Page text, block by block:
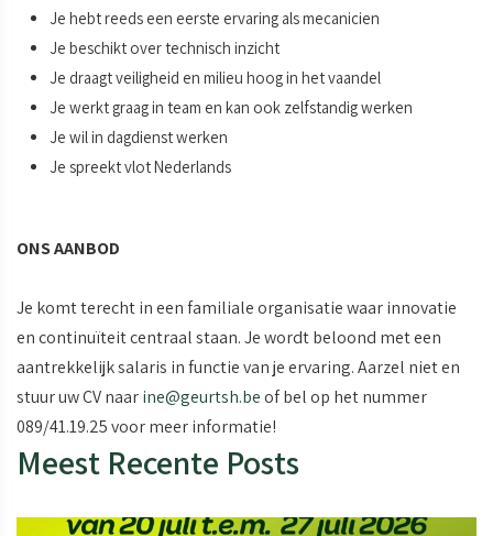
Je hebt reeds een eerste ervaring als mecanicien
Je beschikt over technisch inzicht
Je draagt veiligheid en milieu hoog in het vaandel
Je werkt graag in team en kan ook zelfstandig werken
Je wil in dagdienst werken
Je spreekt vlot Nederlands
ONS AANBOD
Je komt terecht in een familiale organisatie waar innovatie
en continuïteit centraal staan. Je wordt beloond met een
aantrekkelijk salaris in functie van je ervaring. Aarzel niet en
stuur uw CV naarine@geurtsh.beof bel op het nummer
089/41.19.25 voor meer informatie!
Meest Recente Posts